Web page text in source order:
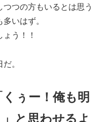
つの方もいるとは思う
いはず。
う！！
。
ぅー！俺も明
と思わせるよ